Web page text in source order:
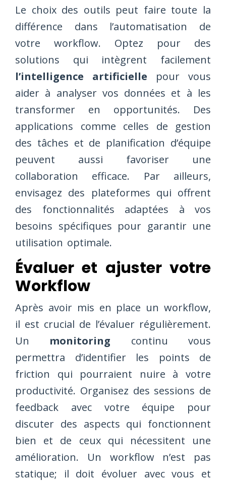
Le choix des outils peut faire toute la
différence dans l’automatisation de
votre workflow. Optez pour des
solutions qui intègrent facilement
l’intelligence artificielle pour vous
aider à analyser vos données et à les
transformer en opportunités. Des
applications comme celles de gestion
des tâches et de planification d’équipe
peuvent aussi favoriser une
collaboration efficace. Par ailleurs,
envisagez des plateformes qui offrent
des fonctionnalités adaptées à vos
besoins spécifiques pour garantir une
utilisation optimale.
Évaluer et ajuster votre
Workflow
Après avoir mis en place un workflow,
il est crucial de l’évaluer régulièrement.
Un monitoring continu vous
permettra d’identifier les points de
friction qui pourraient nuire à votre
productivité. Organisez des sessions de
feedback avec votre équipe pour
discuter des aspects qui fonctionnent
bien et de ceux qui nécessitent une
amélioration. Un workflow n’est pas
statique; il doit évoluer avec vous et